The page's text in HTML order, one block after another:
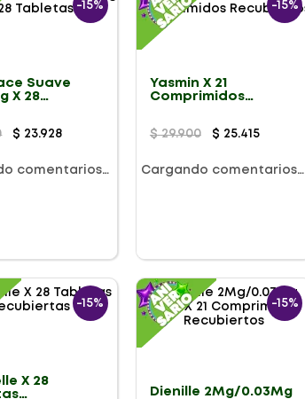
-15%
Suave
X 28
$ 23.928
comentarios…
-15%
Yasmin X 21
Comprimidos
$ 29.900 $ 25.415
Cargando comentarios…
-15%
X 28
-15%
Dienille 2Mg/0.03Mg